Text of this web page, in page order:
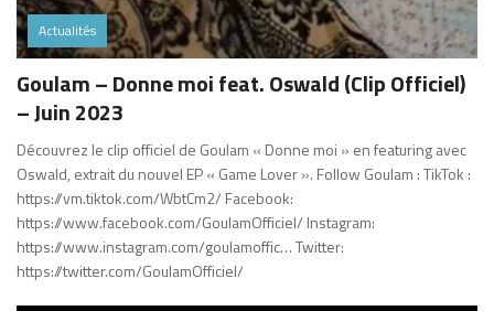
Actualités
Goulam – Donne moi feat. Oswald (Clip Officiel)
– Juin 2023
Découvrez le clip officiel de Goulam « Donne moi » en featuring avec
Oswald, extrait du nouvel EP « Game Lover ». Follow Goulam : TikTok :
https://vm.tiktok.com/WbtCm2/ Facebook:
https://www.facebook.com/GoulamOfficiel/ Instagram:
https://www.instagram.com/goulamoffic… Twitter:
https://twitter.com/GoulamOfficiel/